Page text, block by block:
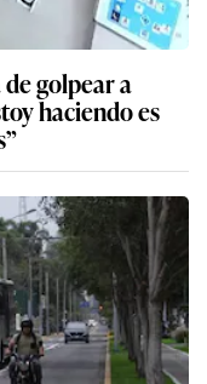
golpear a
haciendo es